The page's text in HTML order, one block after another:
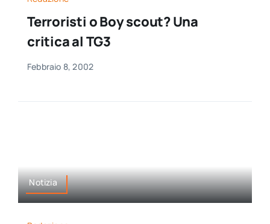
Terroristi o Boy scout? Una
critica al TG3
Febbraio 8, 2002
Notizia